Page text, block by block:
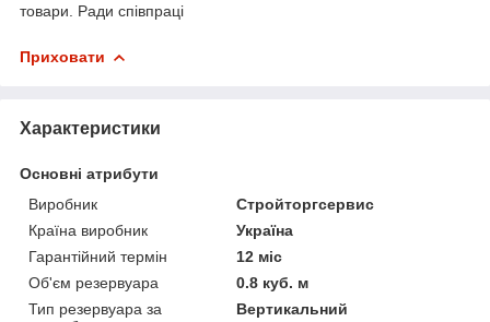
товари. Ради співпраці
Приховати
Характеристики
Основні атрибути
Виробник
Стройторгсервис
Країна виробник
Україна
Гарантійний термін
12 міс
Об'єм резервуара
0.8 куб. м
Тип резервуара за
Вертикальний